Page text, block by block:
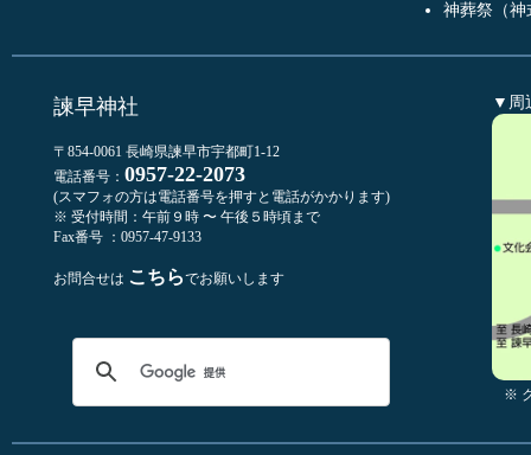
神葬祭（神
諫早神社
〒854-0061 長崎県諫早市宇都町1-12
電話番号： 0957-22-2073
(スマフォの方は電話番号を押すと電話がかかります)
※ 受付時間：午前９時 〜 午後５時頃まで
Fax番号 ：0957-47-9133
お問合せは こちらでお願いします
▼周
※